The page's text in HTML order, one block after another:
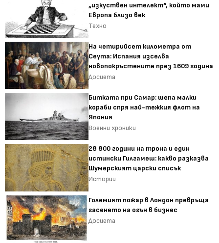
„изкуствен интелект“, който мами
Европа близо век
Техно
На четирийсет километра от
Сеута: Испания изселва
новопокръстените през 1609 година
Досиета
Битката при Самар: шепа малки
кораби спря най-тежкия флот на
Япония
Военни хроники
28 800 години на трона и един
истински Гилгамеш: какво разказва
Шумерският царски списък
Истории
Големият пожар в Лондон превръща
гасенето на огън в бизнес
Досиета